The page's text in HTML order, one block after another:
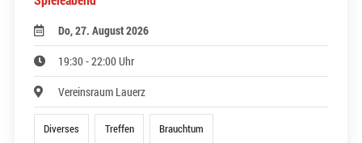
Do, 27. August 2026
19:30 - 22:00 Uhr
Vereinsraum Lauerz
Diverses Treffen Brauchtum